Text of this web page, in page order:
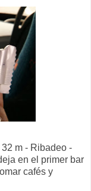
m - Ribadeo -
en el primer bar
cafés y